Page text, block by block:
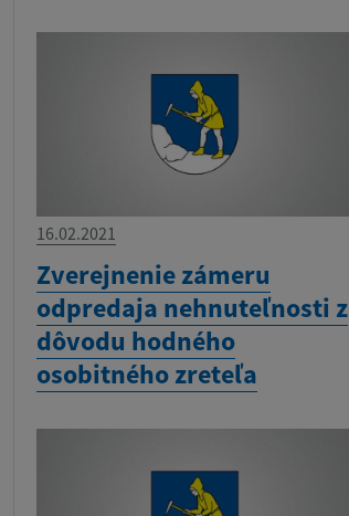
16.02.2021
Zverejnenie zámeru
odpredaja nehnuteľnosti z
dôvodu hodného
osobitného zreteľa